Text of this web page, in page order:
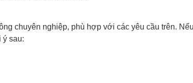
chuyên nghiệp, phù hợp với các yêu cầu trên.
ý sau: